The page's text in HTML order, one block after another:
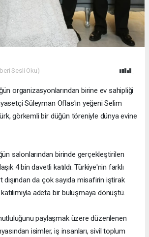
Sesli Oku)
organizasyonlarından birine ev sahipliği
Süleyman Oflas'ın yeğeni Selim
görkemli bir düğün töreniyle dünya evine
salonlarından birinde gerçekleştirilen
4 bin davetli katıldı. Türkiye'nin farklı
dışından da çok sayıda misafirin iştirak
adeta bir buluşmaya dönüştü.
paylaşmak üzere düzenlenen
isimler, iş insanları, sivil toplum